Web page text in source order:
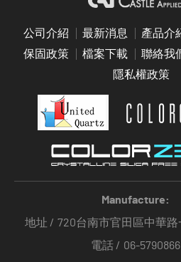
公司介紹 最新消息 產品介
保固政策
檔案下載 聯絡我
隱私權政策
Manufacture:
地址 / 720台南市官田區中華路
電話 / 06-5790866